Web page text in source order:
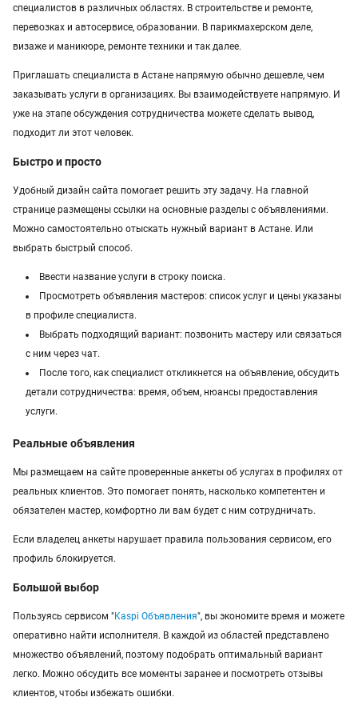
Услуги в Атырау
специалистов в различных областях. В строительстве и ремонте,
перевозках и автосервисе, образовании. В парикмахерском деле,
визаже и маникюре, ремонте техники и так далее.
Приглашать специалиста в Астане напрямую обычно дешевле, чем
заказывать услуги в организациях. Вы взаимодействуете напрямую. И
уже на этапе обсуждения сотрудничества можете сделать вывод,
подходит ли этот человек.
Быстро и просто
Удобный дизайн сайта помогает решить эту задачу. На главной
странице размещены ссылки на основные разделы с объявлениями.
Можно самостоятельно отыскать нужный вариант в Астане. Или
выбрать быстрый способ.
Ввести название услуги в строку поиска.
Просмотреть объявления мастеров: список услуг и цены указаны
в профиле специалиста.
Выбрать подходящий вариант: позвонить мастеру или связаться
с ним через чат.
После того, как специалист откликнется на объявление, обсудить
детали сотрудничества: время, объем, нюансы предоставления
услуги.
Реальные объявления
Мы размещаем на сайте проверенные анкеты об услугах в профилях от
реальных клиентов. Это помогает понять, насколько компетентен и
обязателен мастер, комфортно ли вам будет с ним сотрудничать.
Если владелец анкеты нарушает правила пользования сервисом, его
профиль блокируется.
Большой выбор
Пользуясь сервисом "Kaspi Объявления", вы экономите время и можете
оперативно найти исполнителя. В каждой из областей представлено
множество объявлений, поэтому подобрать оптимальный вариант
легко. Можно обсудить все моменты заранее и посмотреть отзывы
клиентов, чтобы избежать ошибки.